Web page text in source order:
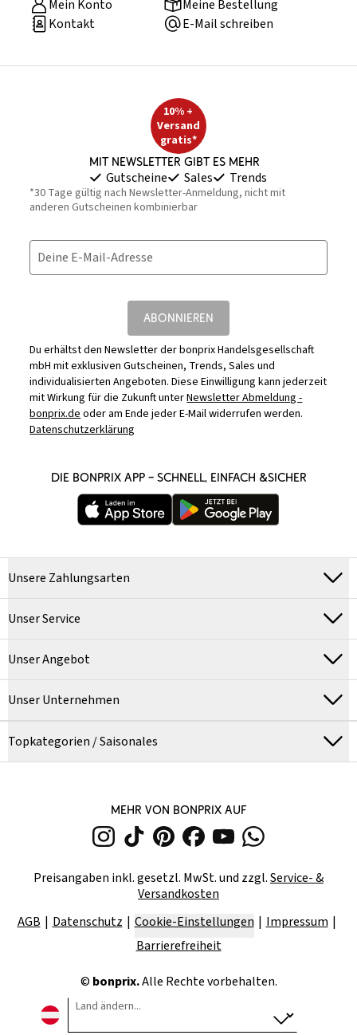
Mein Konto
Meine Bestellung
Kontakt
E-Mail schreiben
10% +
Versand
gratis*
Mit Newsletter gibt es mehr
Gutscheine Sales Trends
*30 Tage gültig nach Newsletter-Anmeldung, nicht mit
anderen Gutscheinen kombinierbar
Deine E-Mail-Adresse
ABONNIEREN
Du erhältst den Newsletter der bonprix Handelsgesellschaft
mbH mit exklusiven Gutscheinen, Trends, Sales und
individualisierten Angeboten. Diese Einwilligung kann jederzeit
mit Wirkung für die Zukunft unterNewsletter Abmeldung -
bonprix.deoder am Ende jeder E-Mail widerrufen werden.
Datenschutzerklärung
DIE BONPRIX APP – SCHNELL, EINFACH &SICHER
Unsere Zahlungsarten
Unser Service
Unser Angebot
Unser Unternehmen
Topkategorien / Saisonales
MEHR VON BONPRIX AUF
Preisangaben inkl. gesetzl. MwSt. und zzgl.Service- &
Versandkosten
AGB
Datenschutz Cookie-Einstellungen
Impressum
Barrierefreiheit
© bonprix.Alle Rechte vorbehalten.
Land ändern...